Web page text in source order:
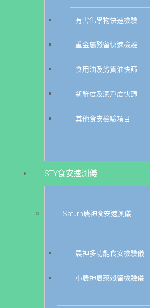
有害化學物快速檢驗
重金屬殘留快速檢驗
食用油及劣質油快篩
新鮮度及潔淨度快篩
其他食安檢驗項目
STY食安速測儀
Saturn農神食安速測儀
農神多功能食安檢驗儀
小農神農藥殘留檢驗儀